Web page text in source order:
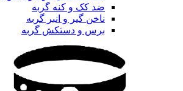
ضد کک و کنه گربه
ناخن گیر و انبر گربه
برس و دستکش گربه